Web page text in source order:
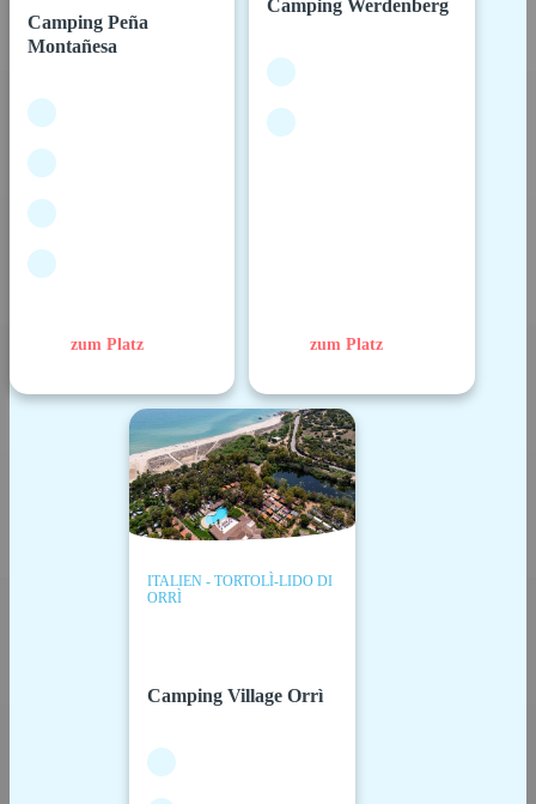
Camping Peña
Montañesa
zum Platz
Camping Werdenberg
zum Platz
ITALIEN - TORTOLÌ-LIDO DI
ORRÌ
Camping Village Orrì